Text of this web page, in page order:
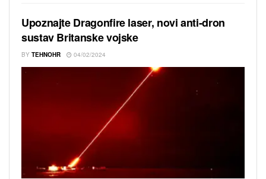
Upoznajte Dragonfire laser, novi anti-dron
sustav Britanske vojske
BY TEHNOHR 04/02/2024